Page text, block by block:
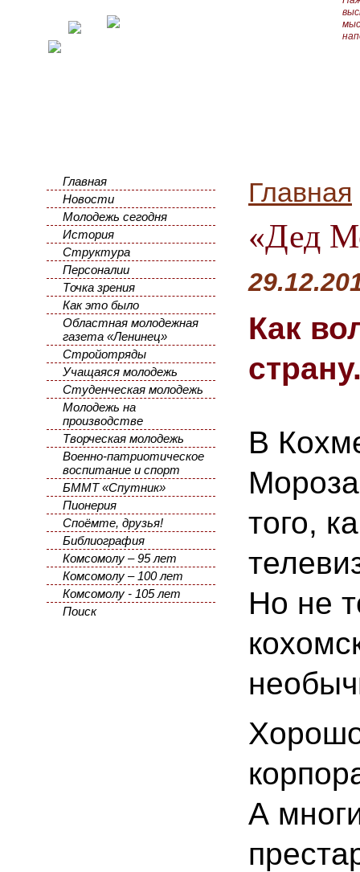
Главная
Новости
Молодежь сегодня
История
Структура
Персоналии
Точка зрения
Как это было
Областная молодежная
газета «Ленинец»
Стройотряды
Учащаяся молодежь
Студенческая молодежь
Молодежь на
производстве
Творческая молодежь
Военно-патриотическое
воспитание и спорт
БММТ «Спутник»
Пионерия
Споёмте, друзья!
Библиография
Комсомолу – 95 лет
Комсомолу – 100 лет
Комсомолу - 105 лет
Поиск
Главная
«Дед
Как
В
того,
Но не
А